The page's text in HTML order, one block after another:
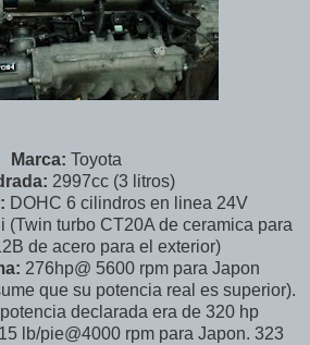
Marca: Toyota
2997cc (3 litros)
DOHC 6 cilindros en linea 24V
(Twin turbo CT20A de ceramica para
de acero para el exterior)
276hp@ 5600 rpm para Japon
que su potencia real es superior).
declarada era de 320 hp
lb/pie@4000 rpm para Japon. 323